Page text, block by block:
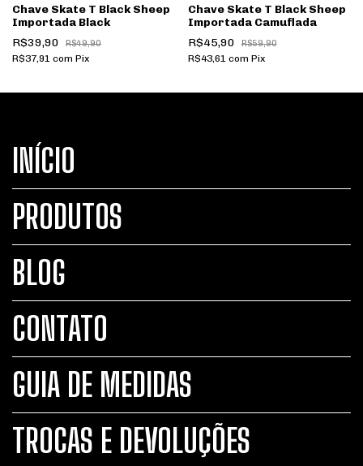
Chave Skate T Black Sheep
Importada Black
R$39,90
R$49,90
R$37,91 com Pix
Chave Skate T Black Sheep
Importada Camuflada
R$45,90
R$59,90
R$43,61 com Pix
INÍCIO
PRODUTOS
BLOG
CONTATO
GUIA DE MEDIDAS
TROCAS E DEVOLUÇÕES